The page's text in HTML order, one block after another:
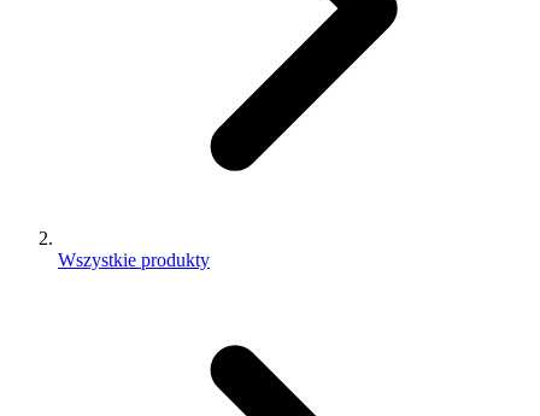
Wszystkie produkty